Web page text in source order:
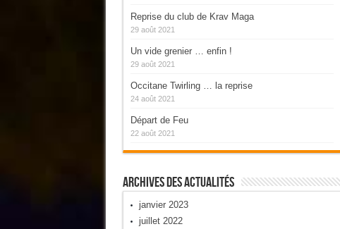
Reprise du club de Krav Maga
29 août 2021
Un vide grenier … enfin !
29 août 2021
Occitane Twirling … la reprise
24 août 2021
Départ de Feu
22 août 2021
Archives Des Actualités
janvier 2023
juillet 2022